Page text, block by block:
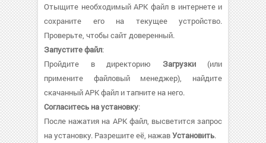
Отыщите необходимый APK файл в интернете и
сохраните его на текущее устройство.
Проверьте, чтобы сайт доверенный.
Запустите файл:
Пройдите в директорию Загрузки(или
примените файловый менеджер), найдите
скачанный APK файл и тапните на него.
Согласитесь на установку:
После нажатия на APK файл, высветится запрос
на установку. Разрешите её, нажавУстановить.